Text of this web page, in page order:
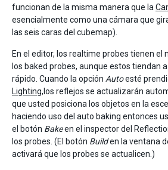
funcionan de la misma manera que la
esencialmente como una cámara que
las seis caras del cubemap).
En el editor, los realtime probes tienen el
los baked probes, aunque estos tiendan
rápido. Cuando la opción Autoesté
Lighting,los reflejos se actualizarán
que usted posiciona los objetos en la
haciendo uso del auto baking entonces
el botón Bakeen el inspector del
los probes. (El botón Builden la ventana
activará que los probes se actualicen.)